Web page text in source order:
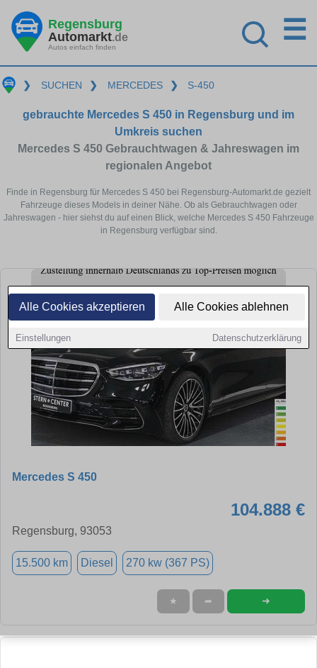
Alle Cookies akzeptieren Alle Cookies ablehnen
Einstellungen Datenschutzerklärung
Regensburg
Automarkt.de
Autos einfach finden
☰
❯ SUCHEN ❯ MERCEDES ❯ S-450
gebrauchte Mercedes S 450 in Regensburg und im
Umkreis suchen
Mercedes S 450 Gebrauchtwagen & Jahreswagen im
regionalen Angebot
Finde in Regensburg für Mercedes S 450 bei Regensburg-Automarkt.de gezielt
Fahrzeuge dieses Models in deiner Nähe. Ob als Gebrauchtwagen oder
Jahreswagen - hier siehst du auf einen Blick, welche Mercedes S 450 Fahrzeuge
in Regensburg verfügbar sind.
Mercedes S 450
104.888 €
Regensburg, 93053
15.500 km Diesel 270 kw (367 PS)
★ ➦ ➜